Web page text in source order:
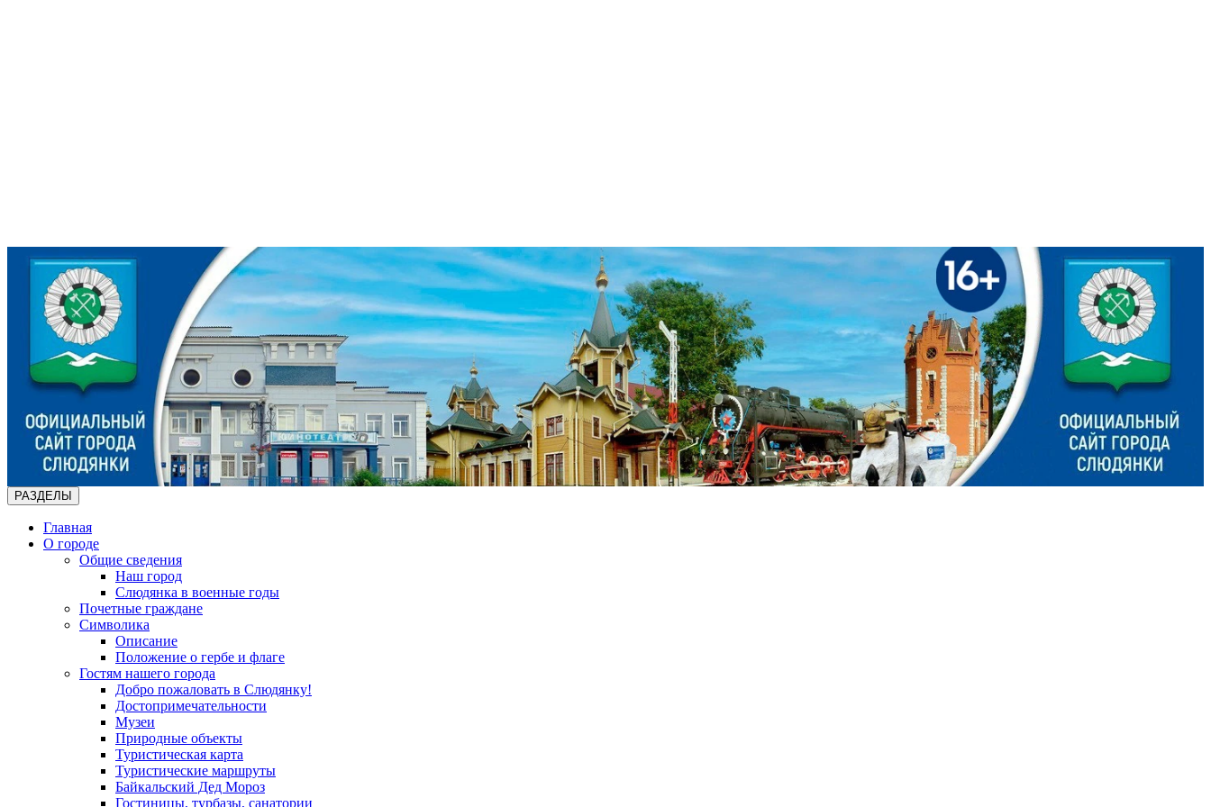
РАЗДЕЛЫ
Главная
О городе
Общие сведения
Наш город
Слюдянка в военные годы
Почетные граждане
Символика
Описание
Положение о гербе и флаге
Гостям нашего города
Добро пожаловать в Слюдянку!
Достопримечательности
Музеи
Природные объекты
Туристическая карта
Туристические маршруты
Байкальский Дед Мороз
Гостиницы, турбазы, санатории